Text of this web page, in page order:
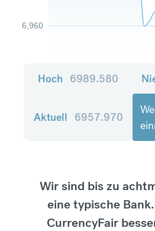
6,960
Hoch 6989.580
Aktuell 6957.970
Wir sind bis zu
eine typische
CurrencyFair